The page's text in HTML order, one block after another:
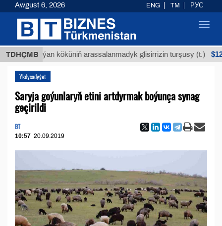
TDHÇMB
Buýan köküniň arassalanmadyk glisirrizin turşusy (t.) $12935,18
Ykdysadyýet
Saryja goýunlaryň etini artdyrmak boýunça synag
geçirildi
BT
10:57 20.09.2019
Awgust 6, 2026 ENG TM РУС